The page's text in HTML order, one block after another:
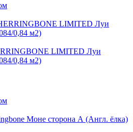
LIMITED Луи
0,84 м2)